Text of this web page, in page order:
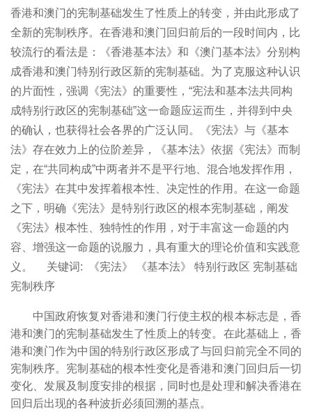
香港和澳门的宪制基础发生了性质上的转变，并由此形成了
全新的宪制秩序。在香港和澳门回归前后的一段时间内，比
较流行的看法是：《香港基本法》和《澳门基本法》分别构
成香港和澳门特别行政区新的宪制基础。为了克服这种认识
的片面性，强调《宪法》的重要性，“宪法和基本法共同构
成特别行政区的宪制基础”这一命题应运而生，并得到中央
的确认，也获得社会各界的广泛认同。《宪法》与《基本
法》存在效力上的位阶差异，《基本法》依据《宪法》而制
定，在“共同构成”中两者并不是平行地、混合地发挥作用，
《宪法》在其中发挥着根本性、决定性的作用。在这一命题
之下，明确《宪法》是特别行政区的根本宪制基础，阐发
《宪法》根本性、独特性的作用，对于丰富这一命题的内
容、增强这一命题的说服力，具有重大的理论价值和实践意
义。
关键词:
《宪法》 《基本法》 特别行政区 宪制基础
宪制秩序
中国政府恢复对香港和澳门行使主权的根本标志是，香
港和澳门的宪制基础发生了性质上的转变。在此基础上，香
港和澳门作为中国的特别行政区形成了与回归前完全不同的
宪制秩序。宪制基础的根本性变化是香港和澳门回归后一切
变化、发展及制度安排的根据，同时也是处理和解决香港在
回归后出现的各种波折必须回溯的基点。